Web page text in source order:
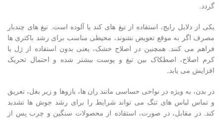
گردد.
یکی از دلایل رایج، استفاده از تیغ های کند یا آلوده است. تیغ های چندبار
مصرف اگر به موقع تعویض نشوند، محیطی مناسب برای رشد باکتری ها
فراهم می کنند. همچنین در اصلاح خشک، یعنی بدون استفاده از ژل یا
کرم اصلاح، اصطکاک بین تیغ و پوست بیشتر شده و احتمال تحریک
افزایش می یابد.
در بدن، به ویژه در نواحی حساسی مانند ران ها، بازوها و زیر بغل، تعریق
و تماس لباس های تنگ می تواند شرایط را برای رشد جوش ها تشدید
کند. در مقابل، در صورت، استفاده از محصولات سنگین و چرب پس از